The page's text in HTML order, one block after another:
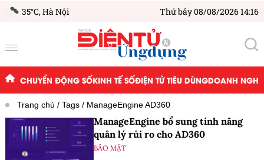
35°C,Hà Nội Thứ bảy 08/08/2026 14:16
CHUYỂN ĐỘNG SỐKINH TẾ SỐĐIỆN TỬ TIÊU DÙNGDOANH
Trang chủ Tags ManageEngine AD360
ManageEngine bổ sung tính năng
quản lý rủi ro cho AD360
BẢO MẬT